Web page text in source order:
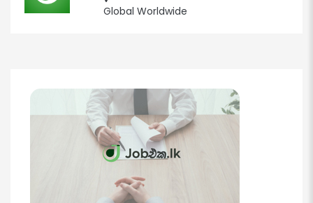
Global Worldwide